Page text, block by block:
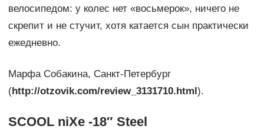
велосипедом: у колес нет «восьмерок», ничего не
скрепит и не стучит, хотя катается сын практически
ежедневно.
Марфа Собакина, Санкт-Петербург
(http://otzovik.com/review_3131710.html).
SCOOL niXe -18″ Steel